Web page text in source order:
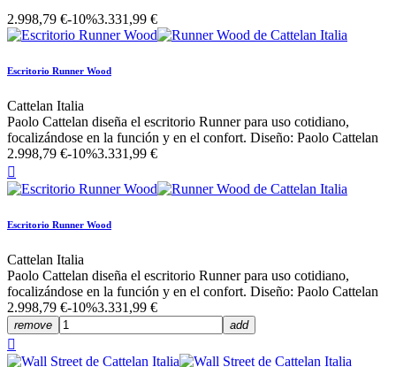
2.998,79 €-10%3.331,99 €
Escritorio Runner Wood
Cattelan Italia
Paolo Cattelan diseña el escritorio Runner para uso cotidiano,
focalizándose en la función y en el confort. Diseño: Paolo Cattelan
2.998,79 €-10%3.331,99 €

Escritorio Runner Wood
Cattelan Italia
Paolo Cattelan diseña el escritorio Runner para uso cotidiano,
focalizándose en la función y en el confort. Diseño: Paolo Cattelan
2.998,79 €-10%3.331,99 €
remove add
